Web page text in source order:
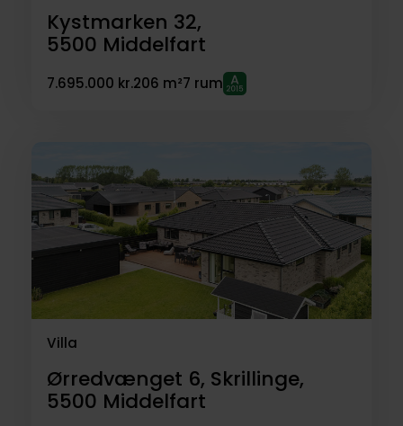
Kystmarken 32,
5500 Middelfart
7.695.000 kr.206 m²7 rum
Villa
Ørredvænget 6, Skrillinge,
5500 Middelfart